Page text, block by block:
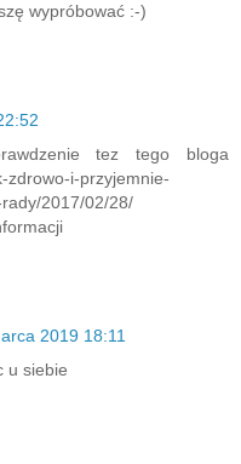
wypróbować :-)
tez tego bloga
zdrowo-i-przyjemnie-
2017/02/28/
2019 18:11
u siebie